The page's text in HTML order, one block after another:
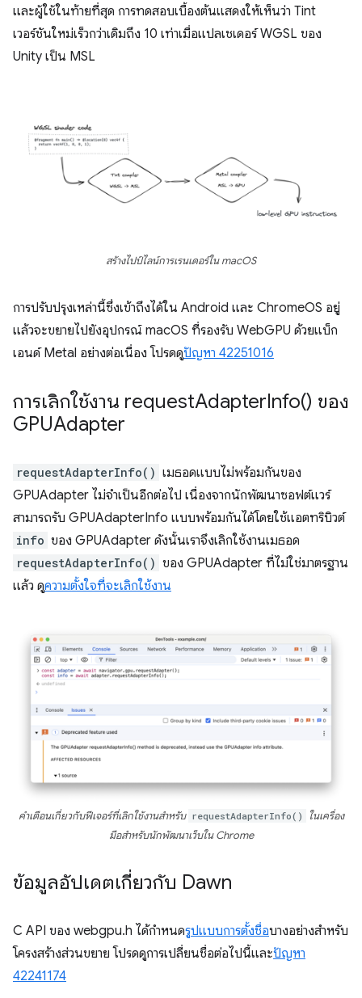
และผู้ใช้ในท้ายที่สุด การทดสอบเบื้องต้นแสดงให้เห็นว่า Tint
เวอร์ชันใหม่เร็วกว่าเดิมถึง 10 เท่าเมื่อแปลเชเดอร์ WGSL ของ
Unity เป็น MSL
สร้างไปป์ไลน์การเรนเดอร์ใน macOS
การปรับปรุงเหล่านี้ซึ่งเข้าถึงได้ใน Android และ ChromeOS อยู่
แล้วจะขยายไปยังอุปกรณ์ macOS ที่รองรับ WebGPU ด้วยแบ็ก
เอนด์ Metal อย่างต่อเนื่อง โปรดดูปัญหา 42251016
การเลิกใช้งาน requestAdapterInfo() ของ
GPUAdapter
requestAdapterInfo() เมธอดแบบไม่พร้อมกันของ
GPUAdapter ไม่จำเป็นอีกต่อไป เนื่องจากนักพัฒนาซอฟต์แวร์
สามารถรับ GPUAdapterInfo แบบพร้อมกันได้โดยใช้แอตทริบิวต์
info ของ GPUAdapter ดังนั้นเราจึงเลิกใช้งานเมธอด
requestAdapterInfo() ของ GPUAdapter ที่ไม่ใช่มาตรฐาน
แล้ว ดูความตั้งใจที่จะเลิกใช้งาน
คำเตือนเกี่ยวกับฟีเจอร์ที่เลิกใช้งานสำหรับ requestAdapterInfo()
ในเครื่อง
มือสำหรับนักพัฒนาเว็บใน Chrome
ข้อมูลอัปเดตเกี่ยวกับ Dawn
C API ของ webgpu.h ได้กําหนดรูปแบบการตั้งชื่อบางอย่างสําหรับ
โครงสร้างส่วนขยาย โปรดดูการเปลี่ยนชื่อต่อไปนี้และปัญหา
42241174